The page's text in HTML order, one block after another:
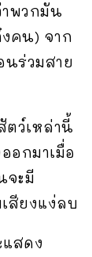
พวกมัน
คน) จาก
นร่วมสาย
ตว์เหล่านี้
อกมาเมื่อ
จะมี
สียงแง่ลบ
สดง